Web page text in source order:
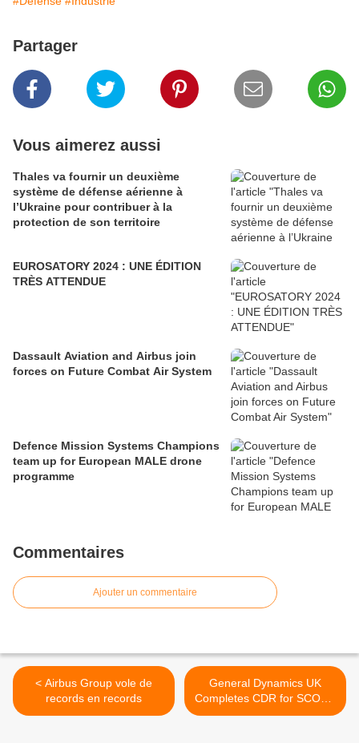
Partager
Vous aimerez aussi
Thales va fournir un deuxième
système de défense aérienne à
l’Ukraine pour contribuer à la
protection de son territoire
EUROSATORY 2024 : UNE ÉDITION
TRÈS ATTENDUE
Dassault Aviation and Airbus join
forces on Future Combat Air System
Defence Mission Systems Champions
team up for European MALE drone
programme
Commentaires
Ajouter un commentaire
< Airbus Group vole de
records en records
General Dynamics UK
Completes CDR for SCOUT
Reconnaissance Variant >